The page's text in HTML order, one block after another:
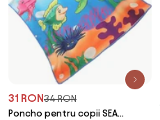
31 RON34 RON
Poncho pentru copii SEA